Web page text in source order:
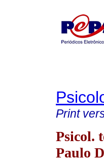
Print
Psicol.
Paulo